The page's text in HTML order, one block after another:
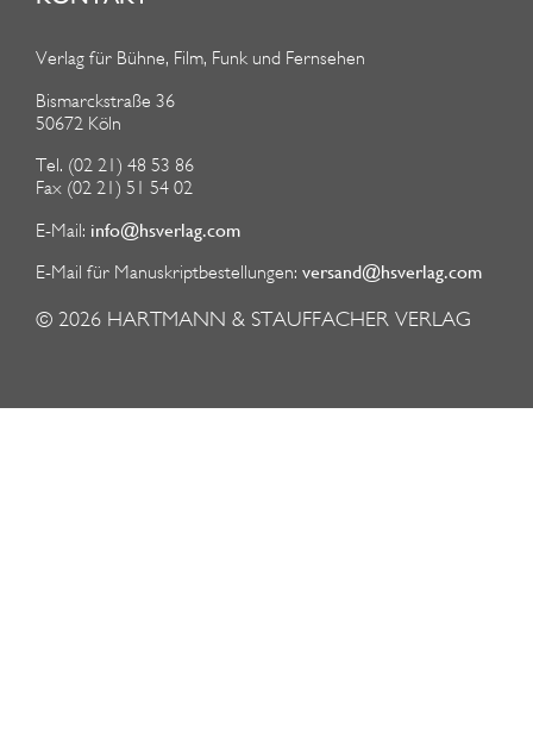
Verlag für Bühne, Film, Funk und Fernsehen
Bismarckstraße 36
50672 Köln
Tel. (02 21) 48 53 86
Fax (02 21) 51 54 02
E-Mail: info@hsverlag.com
E-Mail für Manuskriptbestellungen: versand@hsverlag.com
© 2026 HARTMANN & STAUFFACHER VERLAG